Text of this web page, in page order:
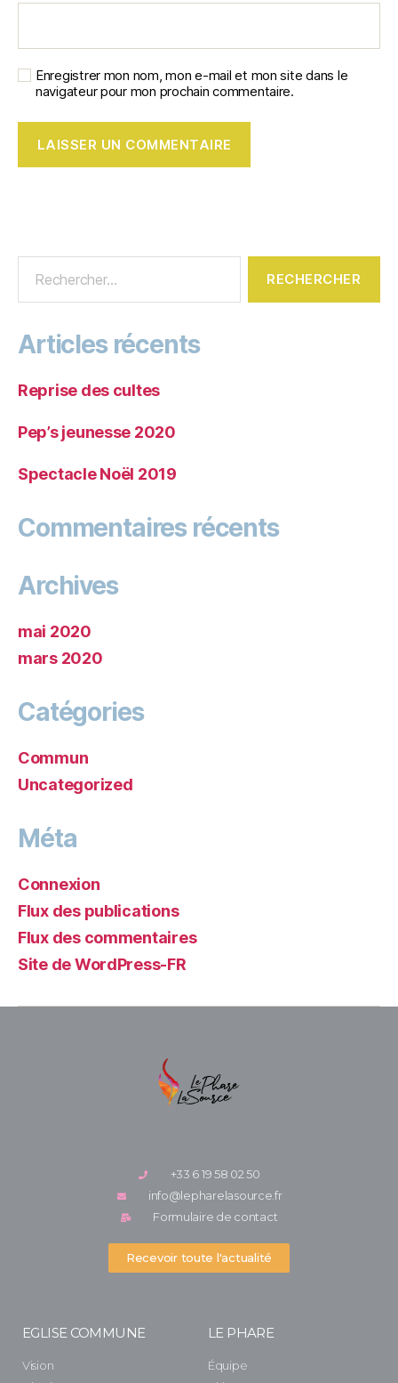
Enregistrer mon nom, mon e-mail et mon site dans le
navigateur pour mon prochain commentaire.
Articles récents
Reprise des cultes
Pep’s jeunesse 2020
Spectacle Noël 2019
Commentaires récents
Archives
mai 2020
mars 2020
Catégories
Commun
Uncategorized
Méta
Connexion
Flux des publications
Flux des commentaires
Site de WordPress-FR
+33 6 19 58 02 50
info@lepharelasource.fr
Formulaire de contact
Recevoir toute l'actualité
EGLISE COMMUNE
Vision
LE PHARE
Équipe